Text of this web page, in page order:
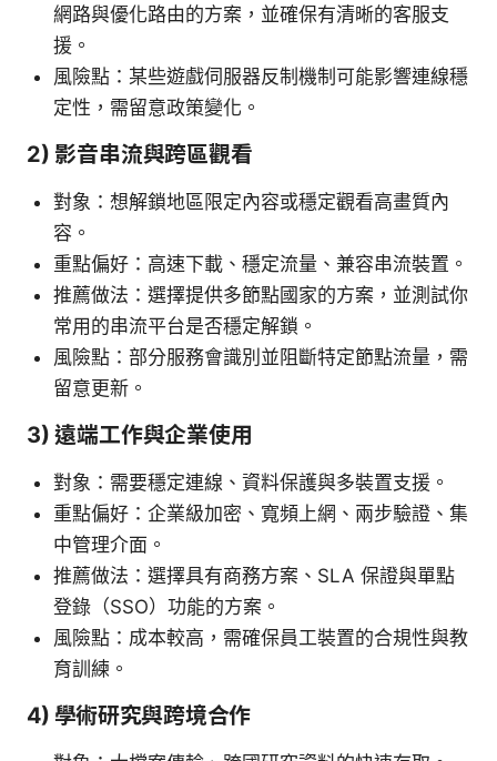
網路與優化路由的方案，並確保有清晰的客服支
援。
風險點：某些遊戲伺服器反制機制可能影響連線穩
定性，需留意政策變化。
2) 影音串流與跨區觀看
對象：想解鎖地區限定內容或穩定觀看高畫質內
容。
重點偏好：高速下載、穩定流量、兼容串流裝置。
推薦做法：選擇提供多節點國家的方案，並測試你
常用的串流平台是否穩定解鎖。
風險點：部分服務會識別並阻斷特定節點流量，需
留意更新。
3) 遠端工作與企業使用
對象：需要穩定連線、資料保護與多裝置支援。
重點偏好：企業級加密、寬頻上網、兩步驗證、集
中管理介面。
推薦做法：選擇具有商務方案、SLA 保證與單點
登錄（SSO）功能的方案。
風險點：成本較高，需確保員工裝置的合規性與教
育訓練。
4) 學術研究與跨境合作